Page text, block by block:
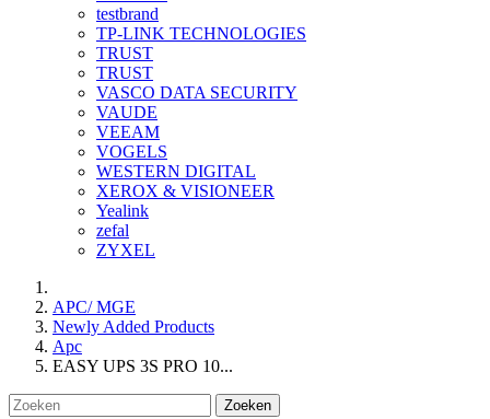
testbrand
TP-LINK TECHNOLOGIES
TRUST
TRUST
VASCO DATA SECURITY
VAUDE
VEEAM
VOGELS
WESTERN DIGITAL
XEROX & VISIONEER
Yealink
zefal
ZYXEL
APC/ MGE
Newly Added Products
Apc
EASY UPS 3S PRO 10...
Zoeken